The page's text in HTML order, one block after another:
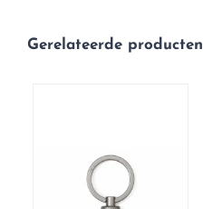
Gerelateerde producten